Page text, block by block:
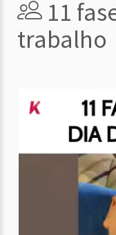
11
trabalho